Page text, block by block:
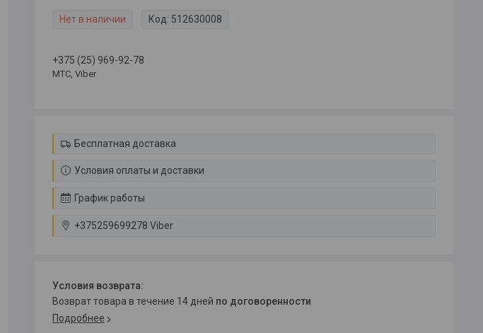
Нет в наличии Код: 512630008
+375 (25) 969-92-78
МТС, Viber
Бесплатная доставка
Условия оплаты и доставки
График работы
+375259699278 Viber
возврат товара в течение 14 дней по договоренности
Подробнее